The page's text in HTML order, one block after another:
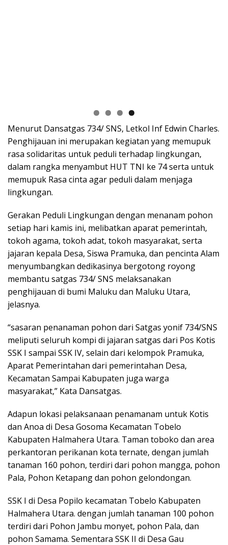
Menurut Dansatgas 734/ SNS, Letkol Inf Edwin Charles.
Penghijauan ini merupakan kegiatan yang memupuk
rasa solidaritas untuk peduli terhadap lingkungan,
dalam rangka menyambut HUT TNI ke 74 serta untuk
memupuk Rasa cinta agar peduli dalam menjaga
lingkungan.
Gerakan Peduli Lingkungan dengan menanam pohon
setiap hari kamis ini, melibatkan aparat pemerintah,
tokoh agama, tokoh adat, tokoh masyarakat, serta
jajaran kepala Desa, Siswa Pramuka, dan pencinta Alam
menyumbangkan dedikasinya bergotong royong
membantu satgas 734/ SNS melaksanakan
penghijauan di bumi Maluku dan Maluku Utara,
jelasnya.
“sasaran penanaman pohon dari Satgas yonif 734/SNS
meliputi seluruh kompi di jajaran satgas dari Pos Kotis
SSK I sampai SSK IV, selain dari kelompok Pramuka,
Aparat Pemerintahan dari pemerintahan Desa,
Kecamatan Sampai Kabupaten juga warga
masyarakat,” Kata Dansatgas.
Adapun lokasi pelaksanaan penamanam untuk Kotis
dan Anoa di Desa Gosoma Kecamatan Tobelo
Kabupaten Halmahera Utara. Taman toboko dan area
perkantoran perikanan kota ternate, dengan jumlah
tanaman 160 pohon, terdiri dari pohon mangga, pohon
Pala, Pohon Ketapang dan pohon gelondongan.
SSK I di Desa Popilo kecamatan Tobelo Kabupaten
Halmahera Utara. dengan jumlah tanaman 100 pohon
terdiri dari Pohon Jambu monyet, pohon Pala, dan
pohon Samama. Sementara SSK II di Desa Gau